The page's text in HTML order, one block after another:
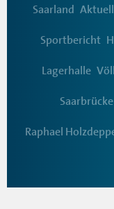
Saarland
Sportbericht
Lagerhalle
Raphael